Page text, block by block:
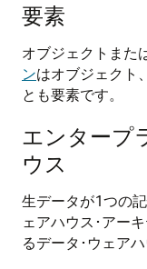
要素
オブジェクトまた
ンはオブジェクト、
とも要素です。
エンタープ
ウス
生データが1つの
ェアハウス･アー
るデータ･ウェアハ